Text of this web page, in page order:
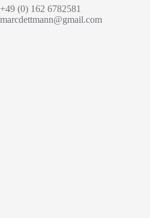
+49 (0) 162 6782581
marcdettmann@gmail.com